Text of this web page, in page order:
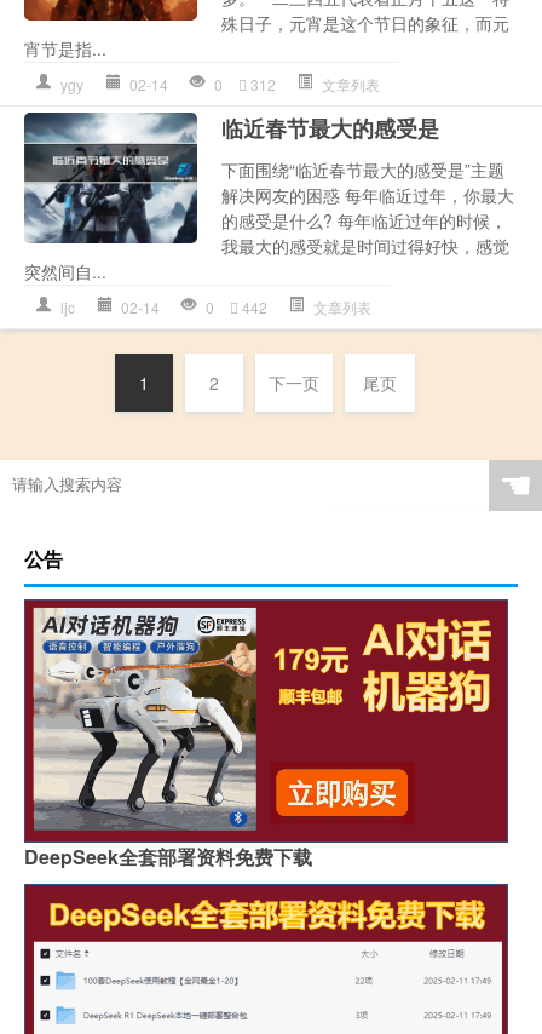
殊日子，元宵是这个节日的象征，而元
宵节是指...
ygy 02-14 0 312 文章列表
临近春节最大的感受是
下面围绕“临近春节最大的感受是”主题
解决网友的困惑 每年临近过年，你最大
的感受是什么? 每年临近过年的时候，
我最大的感受就是时间过得好快，感觉
突然间自...
ljc 02-14 0 442 文章列表
1 2 下一页 尾页
☚
公告
DeepSeek全套部署资料免费下载